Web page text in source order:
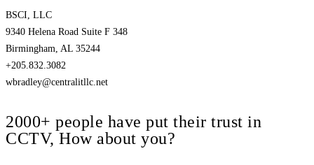
BSCI, LLC
9340 Helena Road Suite F 348
Birmingham, AL 35244
+205.832.3082
wbradley@centralitllc.net
2000+ people have put their trust in
CCTV, How about you?